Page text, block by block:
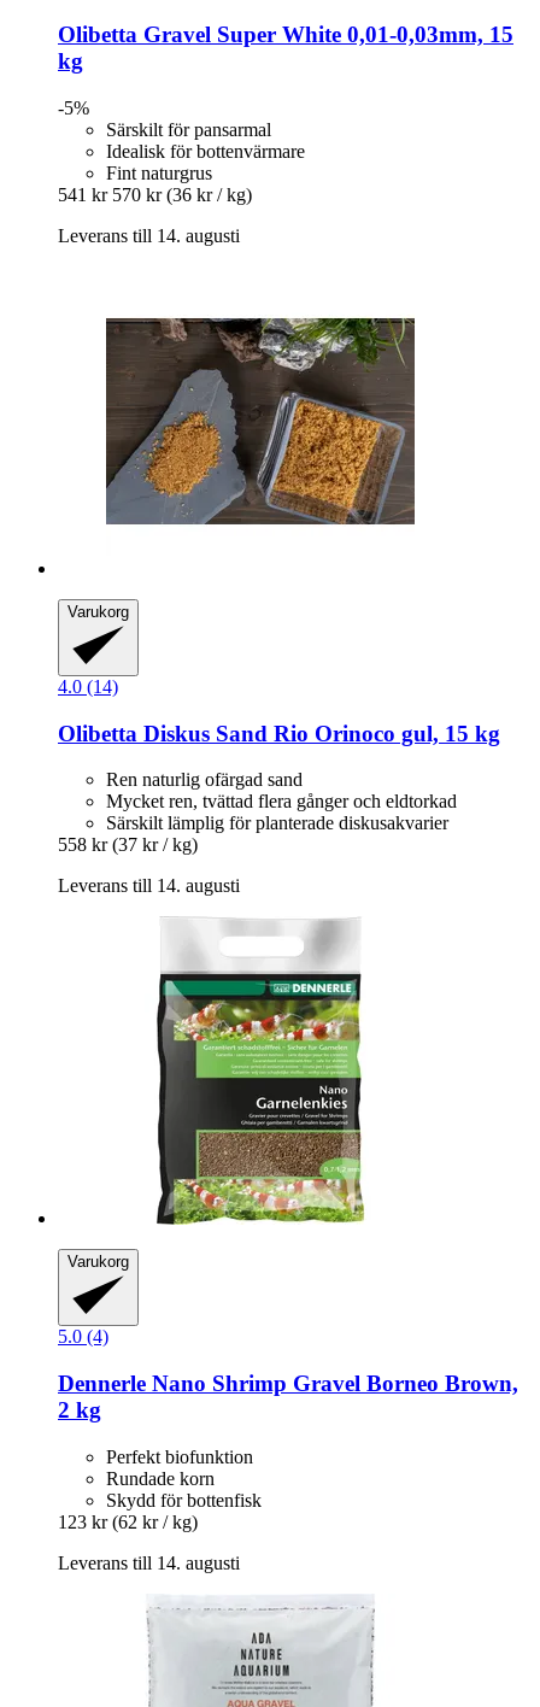
Olibetta Gravel Super White 0,01-​0,03mm, 15
kg
-5%
Särskilt för pansarmal
Idealisk för bottenvärmare
Fint naturgrus
541 kr 570 kr (36 kr / kg)
Leverans till 14. augusti
Varukorg
4.0 (14)
Olibetta Diskus Sand Rio Orinoco gul, 15 kg
Ren naturlig ofärgad sand
Mycket ren, tvättad flera gånger och eldtorkad
Särskilt lämplig för planterade diskusakvarier
558 kr (37 kr / kg)
Leverans till 14. augusti
Varukorg
5.0 (4)
Dennerle Nano Shrimp Gravel Borneo Brown,
2 kg
Perfekt biofunktion
Rundade korn
Skydd för bottenfisk
123 kr (62 kr / kg)
Leverans till 14. augusti